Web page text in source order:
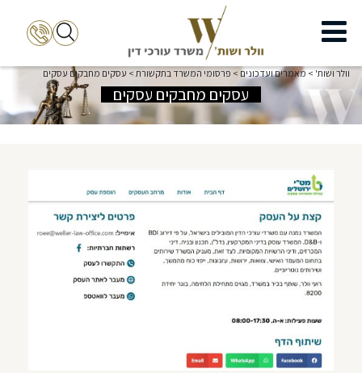
עסקים מחבקים עסקים
וולר ושות' > מאמרים ועדכונים > פרסומי המשרד בתקשורת > עסקים מחבקים עסקים